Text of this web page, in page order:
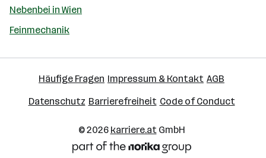
Nebenbei in Wien
Feinmechanik
Häufige Fragen Impressum & Kontakt AGB
Datenschutz Barrierefreiheit Code of Conduct
© 2026 karriere.atGmbH